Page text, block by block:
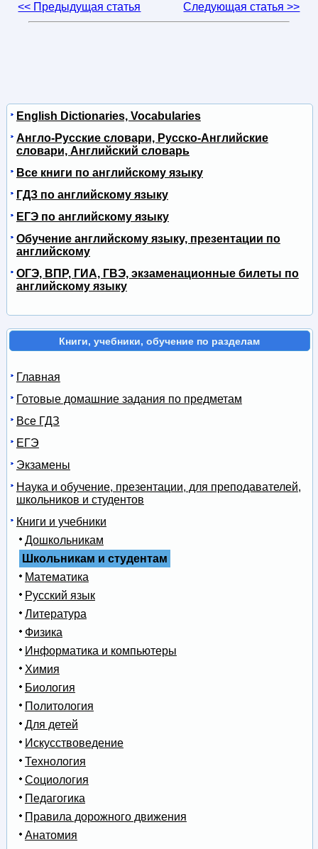
<< Предыдущая статья Следующая статья >>
English Dictionaries, Vocabularies
Англо-Русские словари, Русско-Английские
словари, Английский словарь
Все книги по английскому языку
ГДЗ по английскому языку
ЕГЭ по английскому языку
Обучение английскому языку, презентации по
английскому
ОГЭ, ВПР, ГИА, ГВЭ, экзаменационные билеты по
английскому языку
Книги, учебники, обучение по разделам
Главная
Готовые домашние задания по предметам
Все ГДЗ
ЕГЭ
Экзамены
Наука и обучение, презентации, для преподавателей,
школьников и студентов
Книги и учебники
Дошкольникам
Школьникам и студентам
Математика
Русский язык
Литература
Физика
Информатика и компьютеры
Химия
Биология
Политология
Для детей
Искусствоведение
Технология
Социология
Педагогика
Правила дорожного движения
Анатомия